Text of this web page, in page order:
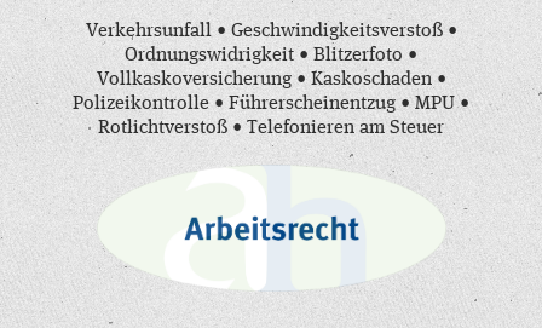
Verkehrsunfall • Geschwindigkeitsverstoß •
Ordnungswidrigkeit • Blitzerfoto •
Vollkaskoversicherung • Kaskoschaden •
Polizeikontrolle • Führerscheinentzug • MPU •
Rotlichtverstoß • Telefonieren am Steuer